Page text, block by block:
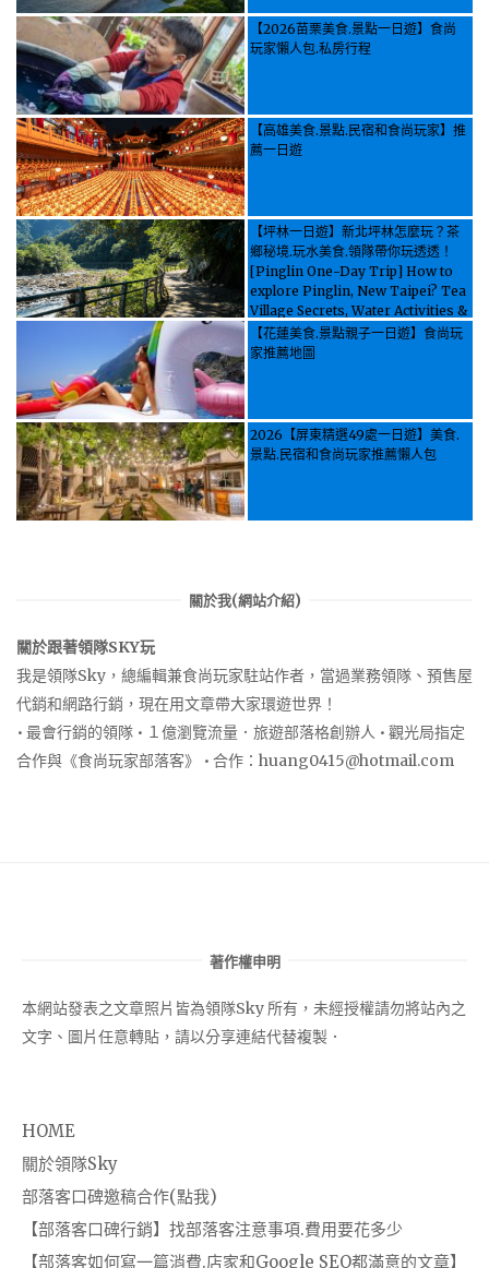
【2026苗栗美食.景點一日遊】食尚
玩家懶人包.私房行程
【高雄美食.景點.民宿和食尚玩家】推
薦一日遊
【坪林一日遊】新北坪林怎麼玩？茶
鄉秘境.玩水美食.領隊帶你玩透透！
[Pinglin One-Day Trip] How to
explore Pinglin, New Taipei? Tea
Village Secrets, Water Activities &
Food, Let the guide take you
through it all!
【花蓮美食.景點親子一日遊】食尚玩
家推薦地圖
2026【屏東精選49處一日遊】美食.
景點.民宿和食尚玩家推薦懶人包
關於我(網站介紹)
關於跟著領隊SKY玩
我是領隊Sky，總編輯兼食尚玩家駐站作者，當過業務領隊、預售屋
代銷和網路行銷，現在用文章帶大家環遊世界！
• 最會行銷的領隊 • １億瀏覽流量．旅遊部落格創辦人 • 觀光局指定
合作與《食尚玩家部落客》 • 合作： huang0415@hotmail.com
著作權申明
本網站發表之文章照片皆為領隊Sky 所有，未經授權請勿將站內之
文字、圖片任意轉貼，請以分享連結代替複製．
HOME
關於領隊Sky
部落客口碑邀稿合作(點我)
【部落客口碑行銷】找部落客注意事項.費用要花多少
【部落客如何寫一篇消費.店家和Google SEO都滿意的文章】